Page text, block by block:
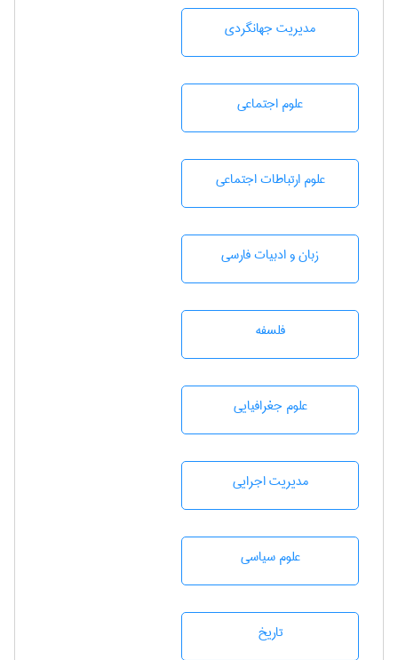
مديريت جهانگردی
علوم اجتماعی
علوم ارتباطات اجتماعی
زبان و ادبيات فارسی
فلسفه
علوم جغرافيايی
مديريت اجرايی
علوم سياسی
تاريخ